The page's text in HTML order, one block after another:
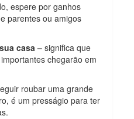
espere por ganhos
parentes ou amigos
casa –significa que
chegarão em
roubar uma grande
é um presságio para ter